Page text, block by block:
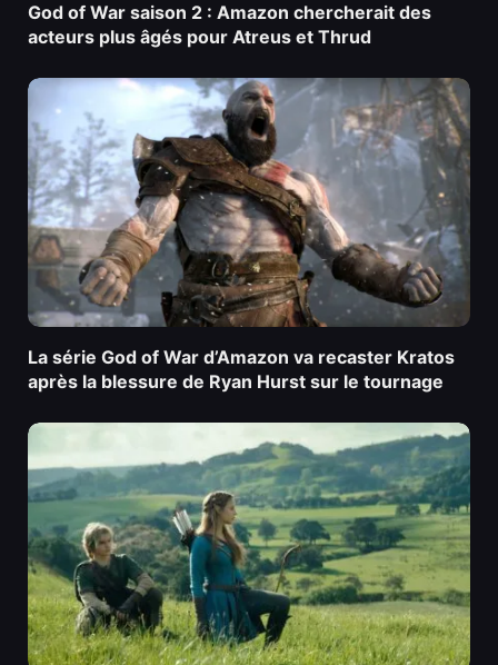
God of War saison 2 : Amazon chercherait des
acteurs plus âgés pour Atreus et Thrud
La série God of War d’Amazon va recaster Kratos
après la blessure de Ryan Hurst sur le tournage